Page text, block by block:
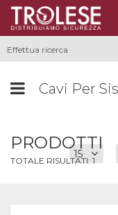
Cavi Per
PRODOTTI
TOTALE RISULTATI:1